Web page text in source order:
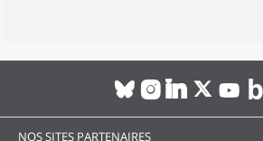
NOS SITES PARTENAIRES